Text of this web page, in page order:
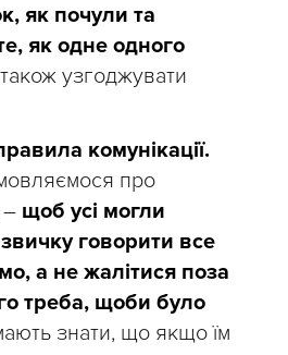
як почули та
як одне одного
узгоджувати
комунікації.
про
– щоб усі могли
говорити все
а не жалітися поза
треба, щоби було
знати, що якщо їм